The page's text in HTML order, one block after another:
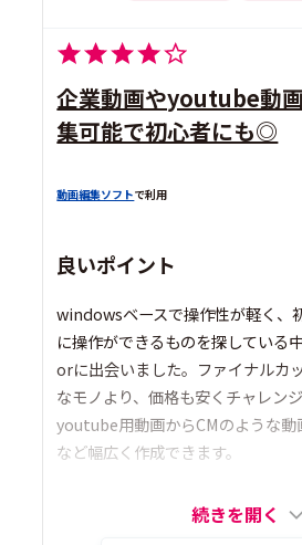
企業動画やyoutube動
集可能で初心者にも◎
動画編集ソフトで利用
良いポイント
windowsベースで操作性が軽く、
に操作ができるものを探している
orに出会いました。ファイナルカ
なモノより、価格も安くチャレン
youtube用動画からCMのような動
など幅広く作成できます。
続きを開く